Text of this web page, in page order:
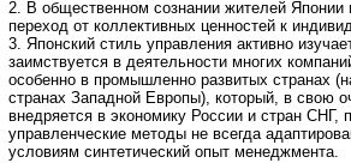
2. В общественном сознании жителей Японии
переход от коллективных ценностей к
3. Японский стиль управления активно
заимствуется в деятельности многих
особенно в промышленно развитых странах
странах Западной Европы), который, в свою
внедряется в экономику России и стран СНГ,
управленческие методы не всегда
условиям синтетический опыт менеджмента.